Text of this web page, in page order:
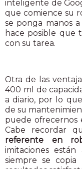
inteligente de
que comience su
se ponga manos
hace posible que
con su tarea.
Otra de las
400 ml de
a diario, por lo
de su
puede ofrecernos
Cabe recordar
referente en
imitaciones
siempre se